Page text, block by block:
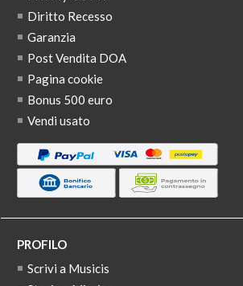
Diritto Recesso
Garanzia
Post Vendita DOA
Pagina cookie
Bonus 500 euro
Vendi usato
PROFILO
Scrivi a Musicis